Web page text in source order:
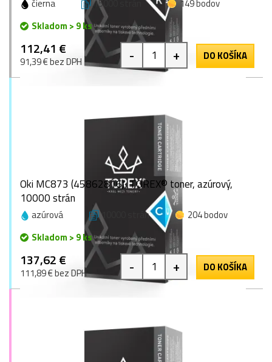
čierna 15000 strán
149 bodov
Skladom > 9 ks
112,41 €
91,39 € bez DPH - + DO KOŠÍKA
Oki MC873 (45862816), TOREX® toner, azúrový,
10000 strán
azúrová 10000 strán
204 bodov
Skladom > 9 ks
137,62 €
111,89 € bez DPH - + DO KOŠÍKA